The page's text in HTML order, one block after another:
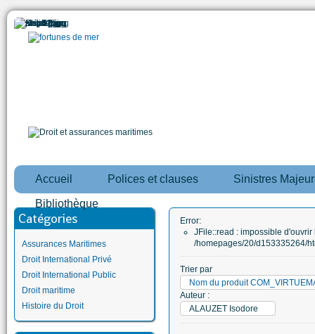
Accueil Polices et clauses Sinistres
Bibliothèque
Catégories
Assurances Maritimes
Droit International Privé
Droit International Public
Droit maritime
Histoire du Droit
Error:
JFile::read : impossible d'ouvrir
/homepages/20/d153335264/
Trier par
Nom du produit
Auteur :
ALAUZET Isodore